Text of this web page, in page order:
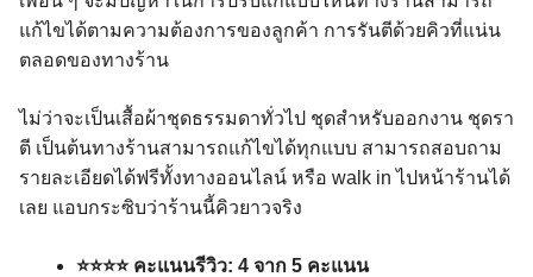
แก้ไขได้ตามความต้องการของลูกค้า การรันตีด้วยคิวที่แน่น
ตลอดของทางร้าน
ไม่ว่าจะเป็นเสื้อผ้าชุดธรรมดาทั่วไป ชุดสำหรับออกงาน ชุดรา
ตี เป็นต้นทางร้านสามารถแก้ไขได้ทุกแบบ สามารถสอบถาม
รายละเอียดได้ฟรีทั้งทางออนไลน์ หรือ walk in ไปหน้าร้านได้
เลย แอบกระซิบว่าร้านนี้คิวยาวจริง
⭐️⭐️⭐️⭐️ คะแนนรีวิว: 4 จาก 5 คะแนน